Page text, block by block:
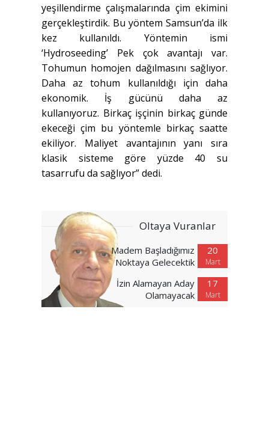
yeşillendirme çalışmalarında çim ekimini
gerçekleştirdik. Bu yöntem Samsun’da ilk
kez kullanıldı. Yöntemin ismi
‘Hydroseeding’ Pek çok avantajı var.
Tohumun homojen dağılmasını sağlıyor.
Daha az tohum kullanıldığı için daha
ekonomik. İş gücünü daha az
kullanıyoruz. Birkaç işçinin birkaç günde
ekeceği çim bu yöntemle birkaç saatte
ekiliyor. Maliyet avantajının yanı sıra
klasik sisteme göre yüzde 40 su
tasarrufu da sağlıyor” dedi.
Oltaya Vuranlar
20
Mart
Madem Başladığımız
Noktaya Gelecektik
17
Mart
İzin Alamayan Aday
Olamayacak